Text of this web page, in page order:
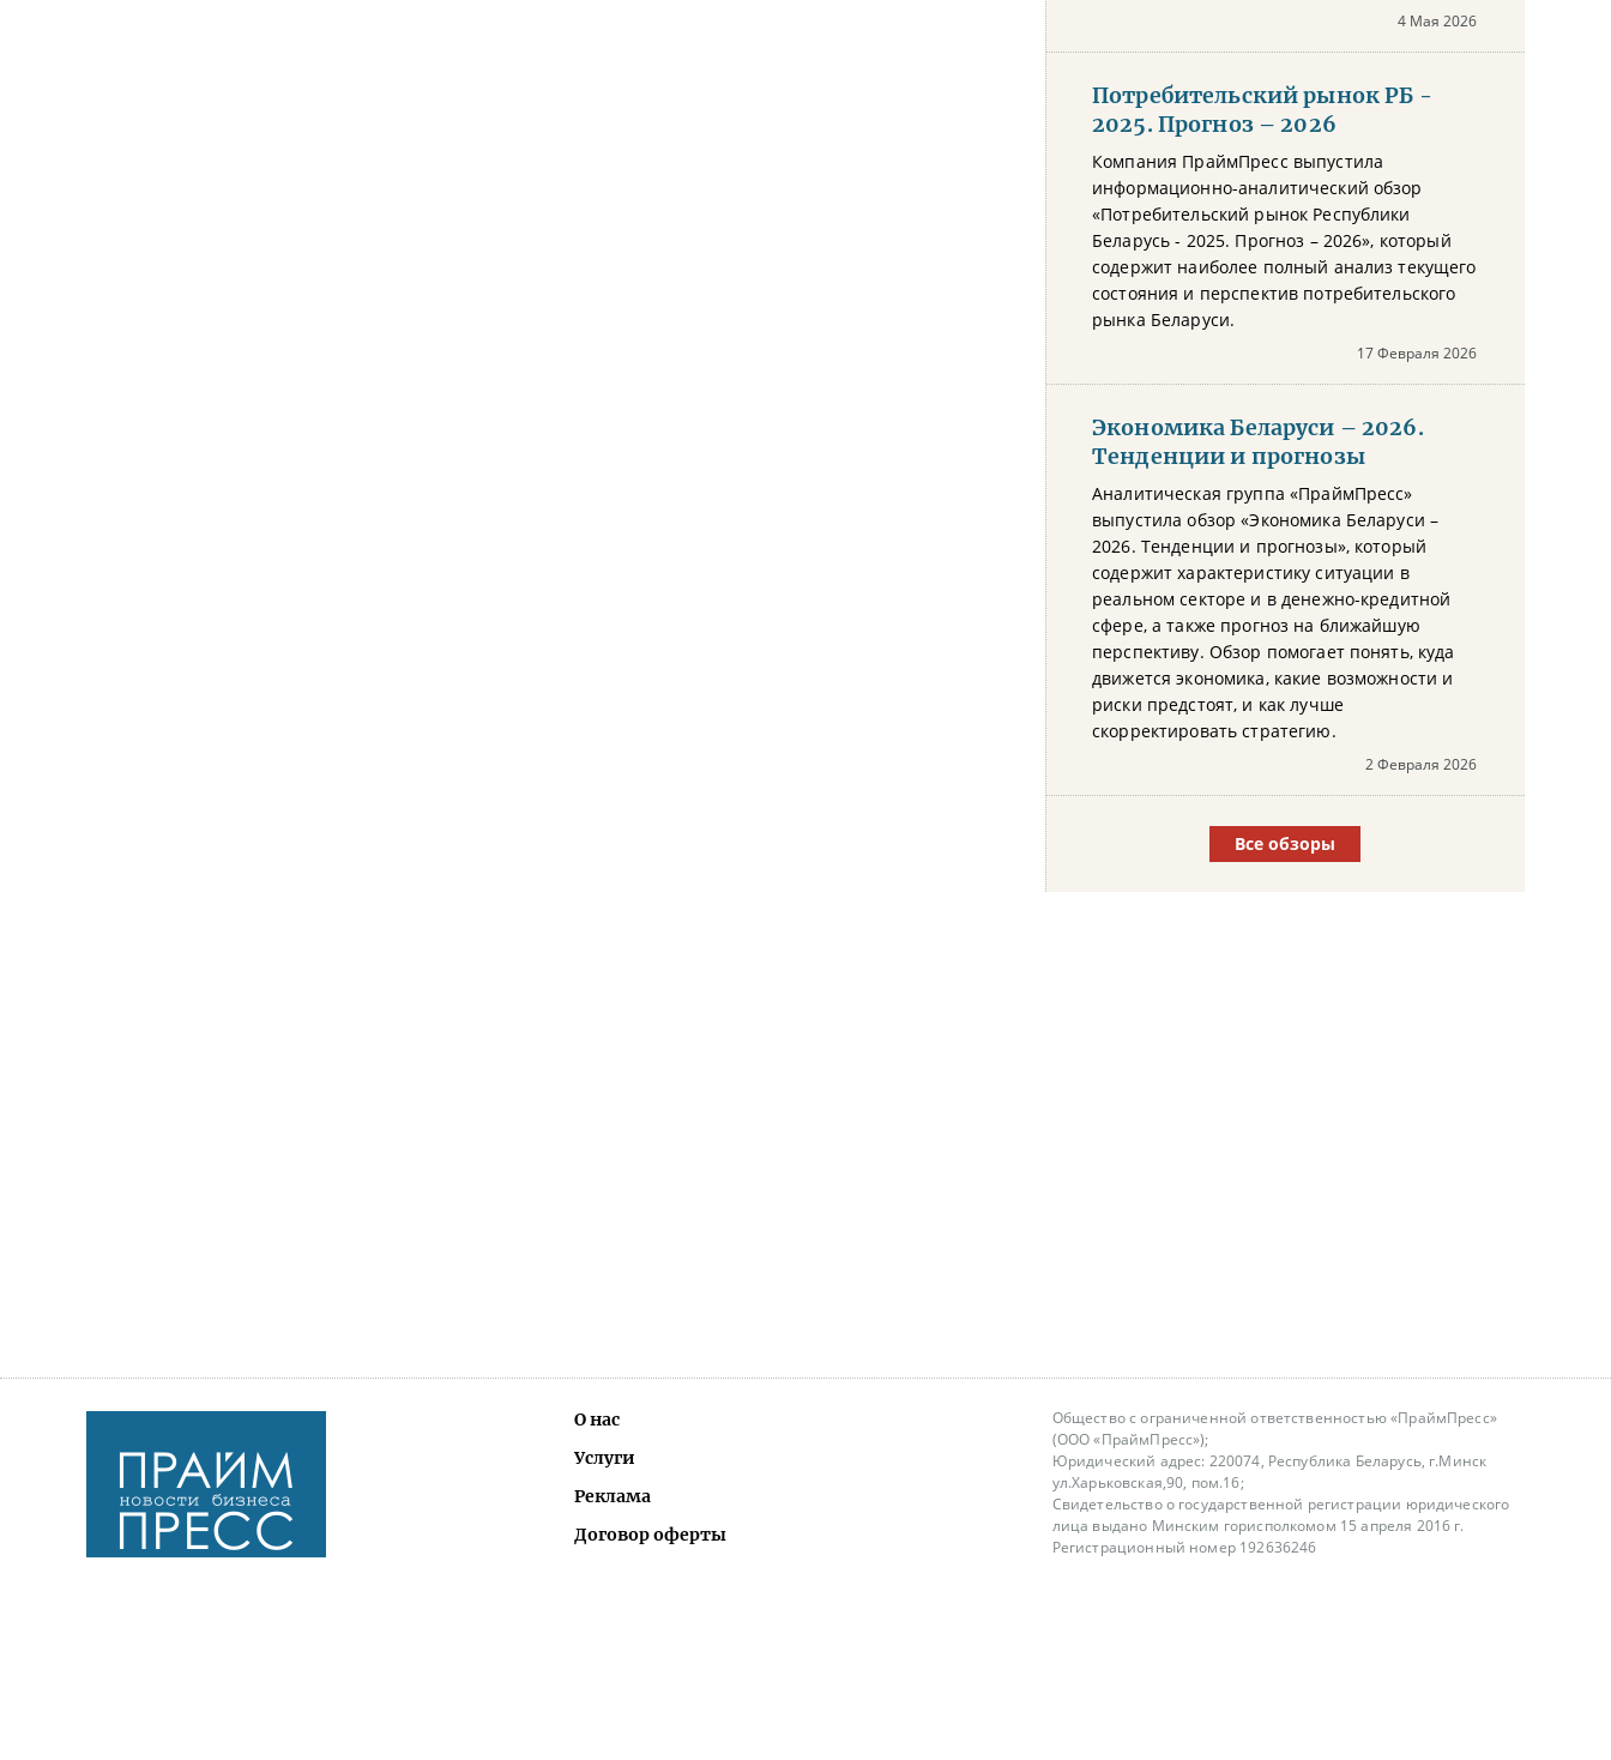
4 Мая 2026
Потребительский рынок РБ -
2025. Прогноз – 2026
Компания ПраймПресс выпустила
информационно-аналитический обзор
«Потребительский рынок Республики
Беларусь - 2025. Прогноз – 2026», который
содержит наиболее полный анализ текущего
состояния и перспектив потребительского
рынка Беларуси.
17 Февраля 2026
Экономика Беларуси – 2026.
Тенденции и прогнозы
Аналитическая группа «ПраймПресс»
выпустила обзор «Экономика Беларуси –
2026. Тенденции и прогнозы», который
содержит характеристику ситуации в
реальном секторе и в денежно-кредитной
сфере, а также прогноз на ближайшую
перспективу. Обзор помогает понять, куда
движется экономика, какие возможности и
риски предстоят, и как лучше
скорректировать стратегию.
2 Февраля 2026
Все обзоры
О нас
Услуги
Реклама
Договор оферты
Общество с ограниченной ответственностью «ПраймПресс»
(ООО «ПраймПресс»);
Юридический адрес: 220074, Республика Беларусь, г.Минск
ул.Харьковская,90, пом.16;
Свидетельство о государственной регистрации юридического
лица выдано Минским горисполкомом 15 апреля 2016 г.
Регистрационный номер 192636246